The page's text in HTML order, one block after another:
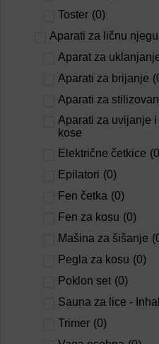
Toster (0)
Aparati za ličnu njegu
Aparat za
Aparati za brijanje (
Aparati za
Aparati za uvijanje i
kose
Električne četkice (0
Epilatori (0)
Fen četka (0)
Fen za kosu (0)
Mašina za šišanje (
Pegla za kosu (0)
Poklon set (0)
Sauna za lice -
Trimer (0)